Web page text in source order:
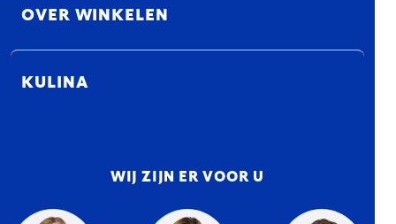
OVER WINKELEN
KULINA
WIJ ZIJN ER VOOR U